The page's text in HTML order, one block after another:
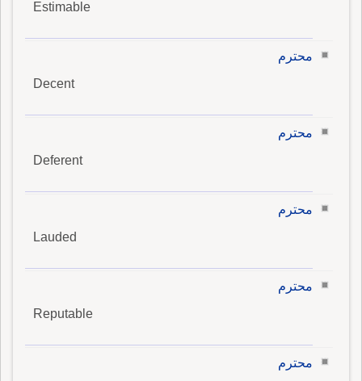
Estimable
محترم
Decent
محترم
Deferent
محترم
Lauded
محترم
Reputable
محترم